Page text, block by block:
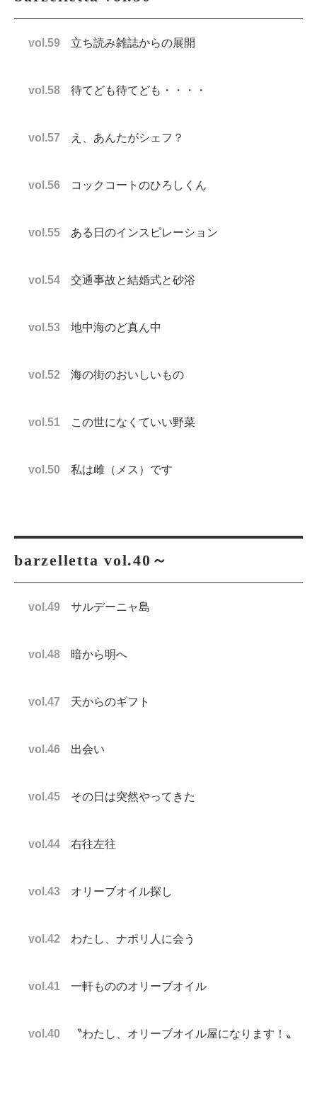
vol.59 立ち読み雑誌からの展開
vol.58 待てども待てども・・・・
vol.57 え、あんたがシェフ？
vol.56 コックコートのひろしくん
vol.55 ある日のインスピレーション
vol.54 交通事故と結婚式と砂浴
vol.53 地中海のど真ん中
vol.52 海の街のおいしいもの
vol.51 この世になくていい野菜
vol.50 私は雌（メス）です
barzelletta vol.40～
vol.49 サルデーニャ島
vol.48 暗から明へ
vol.47 天からのギフト
vol.46 出会い
vol.45 その日は突然やってきた
vol.44 右往左往
vol.43 オリーブオイル探し
vol.42 わたし、ナポリ人に会う
vol.41 一軒もののオリーブオイル
vol.40 〝わたし、オリーブオイル屋になります！〟